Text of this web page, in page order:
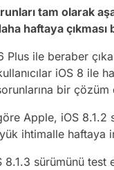
tam olarak
haftaya çıkması
Plus ile beraber
kullanıcılar iOS 8
bir
Apple, iOS 8.1.2
ihtimalle haftaya
8.1.3 sürümünü